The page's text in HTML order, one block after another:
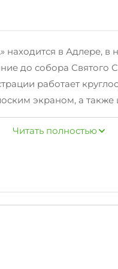
в Адлере, в
до собора Святого
работает
экраном, а
полотенца и
В 6 км находятся
Читать полностью